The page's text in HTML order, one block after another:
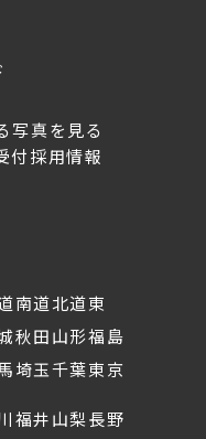
写真を見る
付採用情報
南道北道東
秋田山形福島
埼玉千葉東京
福井山梨長野